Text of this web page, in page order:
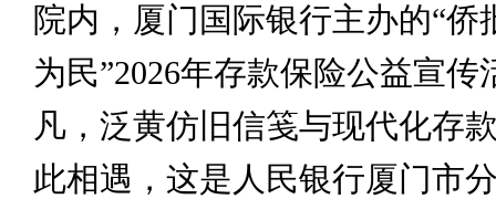
院内，厦门国际银行主办的“侨
为民”2026年存款保险公益宣传
凡，泛黄仿旧信笺与现代化存
此相遇，这是人民银行厦门市